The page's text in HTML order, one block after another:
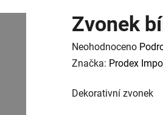
Zvonek
Průměrné
hodnocení
je
Neohodnoceno
Značka: Prodex
Dekorativní zvonek